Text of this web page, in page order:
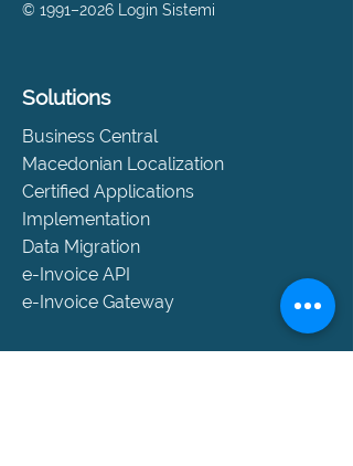
© 1991–2026 Login Sistemi
Solutions
Business Central
Macedonian Localization
Certified Applications
Implementation
Data Migration
e-Invoice API
e-Invoice Gateway